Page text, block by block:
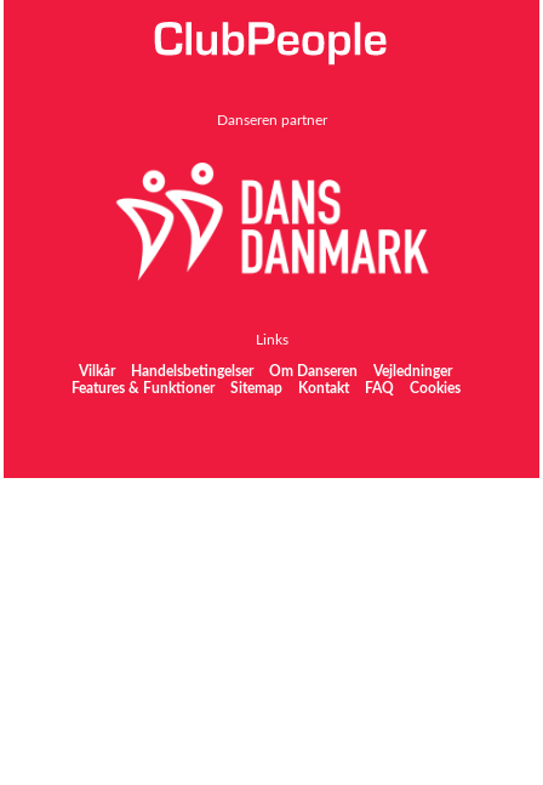
Danseren partner
Links
Vilkår Handelsbetingelser Om Danseren
Vejledninger
Features & Funktioner
Sitemap Kontakt FAQ Cookies